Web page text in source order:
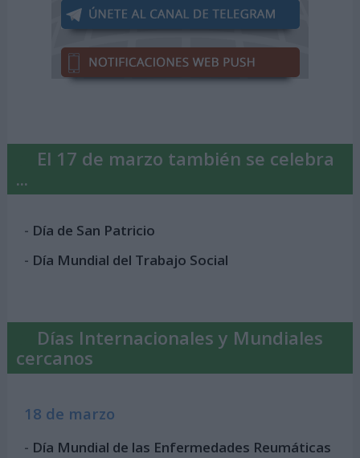
El 17 de marzo también se celebra
...
- Día de San Patricio
- Día Mundial del Trabajo Social
Días Internacionales y Mundiales
cercanos
18 de marzo
- Día Mundial de las Enfermedades Reumáticas